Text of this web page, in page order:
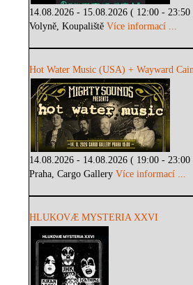
14.08.2026 - 15.08.2026 ( 12:00 - 23:50
Volyně, KoupalištěVíce informací ...
Hot Water Music (USA) + Wayward
14.08.2026 - 14.08.2026 ( 19:00 - 23:00
Praha, Cargo GalleryVíce informací ...
HLUKOVÆ MYSTERIA XXVI